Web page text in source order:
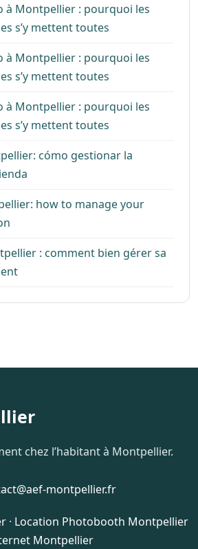
à Montpellier : pourquoi les
s’y mettent toutes
à Montpellier : pourquoi les
s’y mettent toutes
à Montpellier : pourquoi les
s’y mettent toutes
cómo gestionar la
how to manage your
: comment bien gérer sa
chez l’habitant à Montpellier.
montpellier.fr
· Location Photobooth Montpellier
Montpellier